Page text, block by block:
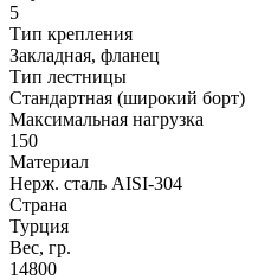
5
Тип крепления
Закладная, фланец
Тип лестницы
Стандартная (широкий борт)
Максимальная нагрузка
150
Материал
Нерж. сталь AISI-304
Страна
Турция
Вес, гр.
14800